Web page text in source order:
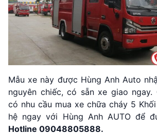
Mẫu xe này được Hùng Anh Auto
nguyên chiếc, có sẵn xe giao ngay.
có nhu cầu mua xe chữa cháy 5
hệ ngay với Hùng Anh AUTO để
Hotline 09048805888.